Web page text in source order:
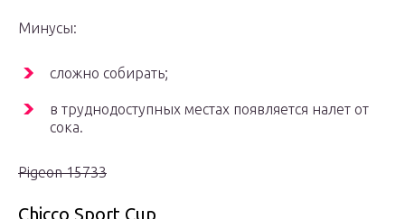
Минусы:
сложно собирать;
в труднодоступных местах появляется налет от
сока.
Pigeon 15733
Chicco Sport Cup